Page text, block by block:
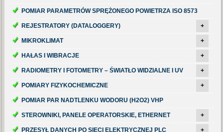
POMIAR PARAMETRÓW SPRĘŻONEGO POWIETRZA ISO 8573
REJESTRATORY (DATALOGGERY) +
MIKROKLIMAT +
HAŁAS I WIBRACJE +
RADIOMETRY I FOTOMETRY – ŚWIATŁO WIDZIALNE I UV +
POMIARY FIZYKOCHEMICZNE +
POMIAR PAR NADTLENKU WODORU (H2O2) VHP
STEROWNIKI, PANELE OPERATORSKIE, ETHERNET +
PRZESYŁ DANYCH PO SIECI ELEKTRYCZNEJ PLC +